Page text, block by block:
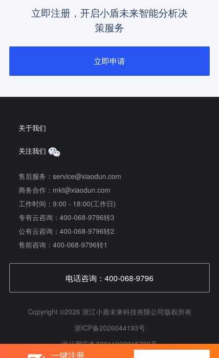
立即注册，开启小盾未来智能分析决
策服务
立即申请
关于我们
关注我们
售后服务：service@xiaodun.com
商务合作：mkt@xiaodun.com
工作时间：9:00 - 18:00(工作日)
专有云咨询：400-068-9796转3
公有云咨询：400-068-9796转2
售前咨询：400-068-9796转1
电话咨询：400-068-9796
Copyright ©2026 浙江小盾未来科技有限公司版权所有
浙ICP备2026044193号
浙公网安备33011002015733号
一键注册